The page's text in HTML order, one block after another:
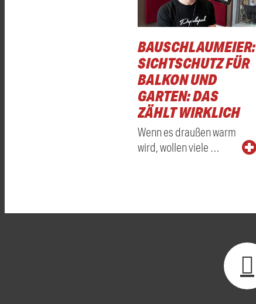
BAUSCHLAUMEIER:
SICHTSCHUTZ FÜR
BALKON UND
GARTEN: DAS
ZÄHLT WIRKLICH
Wenn es draußen warm
wird, wollen viele …